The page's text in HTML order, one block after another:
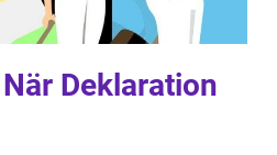
Deklaration